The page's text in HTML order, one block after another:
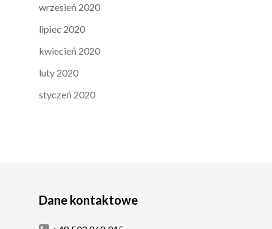
wrzesień 2020
lipiec 2020
kwiecień 2020
luty 2020
styczeń 2020
Dane kontaktowe